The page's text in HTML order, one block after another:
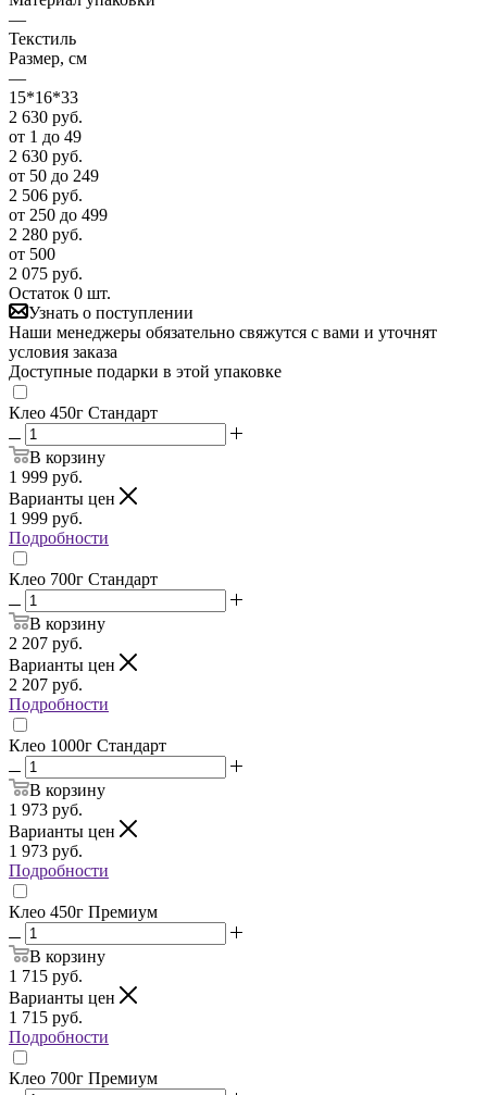
—
Текстиль
Размер, см
—
15*16*33
2 630 руб.
от 1 до 49
2 630 руб.
от 50 до 249
2 506 руб.
от 250 до 499
2 280 руб.
от 500
2 075 руб.
Остаток 0 шт.
Узнать о поступлении
Наши менеджеры обязательно свяжутся с вами и уточнят
условия заказа
Доступные подарки в этой упаковке
Клео 450г Стандарт
В корзину
1 999 руб.
Варианты цен
1 999 руб.
Подробности
Клео 700г Стандарт
В корзину
2 207 руб.
Варианты цен
2 207 руб.
Подробности
Клео 1000г Стандарт
В корзину
1 973 руб.
Варианты цен
1 973 руб.
Подробности
Клео 450г Премиум
В корзину
1 715 руб.
Варианты цен
1 715 руб.
Подробности
Клео 700г Премиум